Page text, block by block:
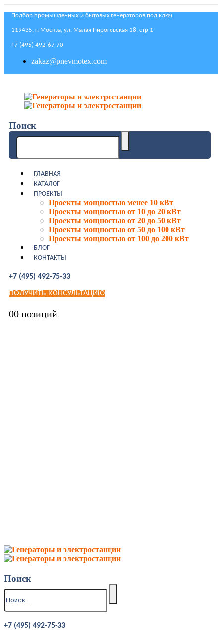
Подбор промышленных и бытовых генераторов под ключ
119435, г. Москва, ул. Малая Пироговская 18, стр 1
+7 (495) 492-67-70
zakaz@pnevmotex.com
Поиск
ГЛАВНАЯ
КАТАЛОГ
ПРОЕКТЫ
Проекты мощностью менее 10 кВт
Проекты мощностью от 10 до 20 кВт
Проекты мощностью от 20 до 50 кВт
Проекты мощностью от 50 до 100 кВт
Проекты мощностью от 100 до 200 кВт
БЛОГ
КОНТАКТЫ
+7 (495) 492-75-33
ПОЛУЧИТЬ КОНСУЛЬТАЦИЮ
00 позиций
Поиск
+7 (495) 492-75-33